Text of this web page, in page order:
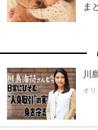
ま
川
オ